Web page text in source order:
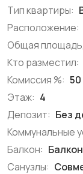
Тип квартиры:
Расположение:
Общая
Кто разместил:
Комиссия %: 50
Этаж: 4
Депозит: Без
Коммунальные
Балкон: Балкон
Санузлы: